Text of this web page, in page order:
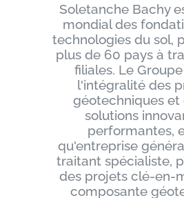
Soletanche Bachy
mondial des
technologies du sol,
plus de 60 pays à
filiales. Le
l'intégralité des
géotechniques et
solutions
performantes,
qu'entreprise
traitant spécialiste,
des projets clé-en-
composante